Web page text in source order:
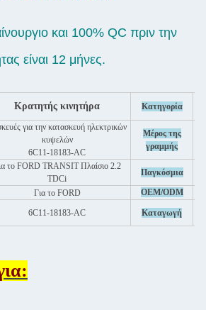
και 100% QC πριν την
είναι 12 μήνες.
Κρατητής κινητήρα Κατηγορία
για την κατασκευή ηλεκτρικών
κυψελών
6C11-18183-AC
Μέρος της
γραμμής
το FORD TRANSIT Πλαίσιο 2.2
TDCi
Παγκόσμια
Για το FORD
OEM/ODM
6C11-18183-AC Καταγωγή